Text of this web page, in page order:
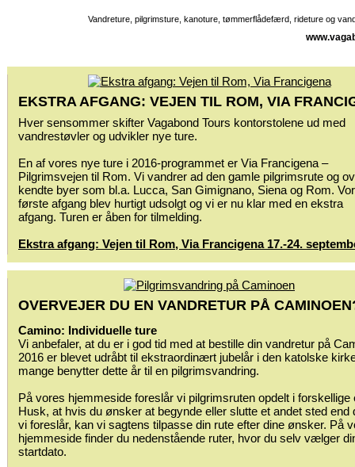
Vandreture, pilgrimsture, kanoture, tømmerflådefærd, rideture og
EKSTRA AFGANG: VEJEN TIL ROM, VIA
Hver sensommer skifter Vagabond Tours kontorstolene ud med
vandrestøvler og udvikler nye ture.
En af vores nye ture i 2016-programmet er Via Francigena –
Pilgrimsvejen til Rom. Vi vandrer ad den gamle pilgrimsrute og
kendte byer som bl.a. Lucca, San Gimignano, Siena og Rom.
første afgang blev hurtigt udsolgt og vi er nu klar med en ekstra
afgang. Turen er åben for tilmelding.
Ekstra afgang: Vejen til Rom, Via Francigena 17.-24.
OVERVEJER DU EN VANDRETUR PÅ
Camino: Individuelle ture
Vi anbefaler, at du er i god tid med at bestille din vandretur på
2016 er blevet udråbt til ekstraordinært jubelår i den katolske
mange benytter dette år til en pilgrimsvandring.
På vores hjemmeside foreslår vi pilgrimsruten opdelt i forskellige
Husk, at hvis du ønsker at begynde eller slutte et andet sted end
vi foreslår, kan vi sagtens tilpasse din rute efter dine ønsker. På
hjemmeside finder du nedenstående ruter, hvor du selv vælger
startdato.